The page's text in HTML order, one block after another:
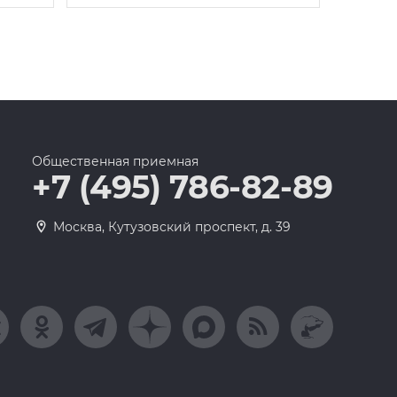
Общественная приемная
+7 (495) 786-82-89
Москва, Кутузовский проспект, д. 39